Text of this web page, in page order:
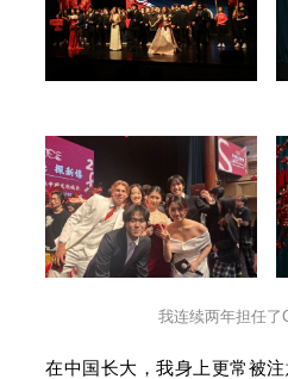
我连续两年担任了
在中国长大，我身上更常被